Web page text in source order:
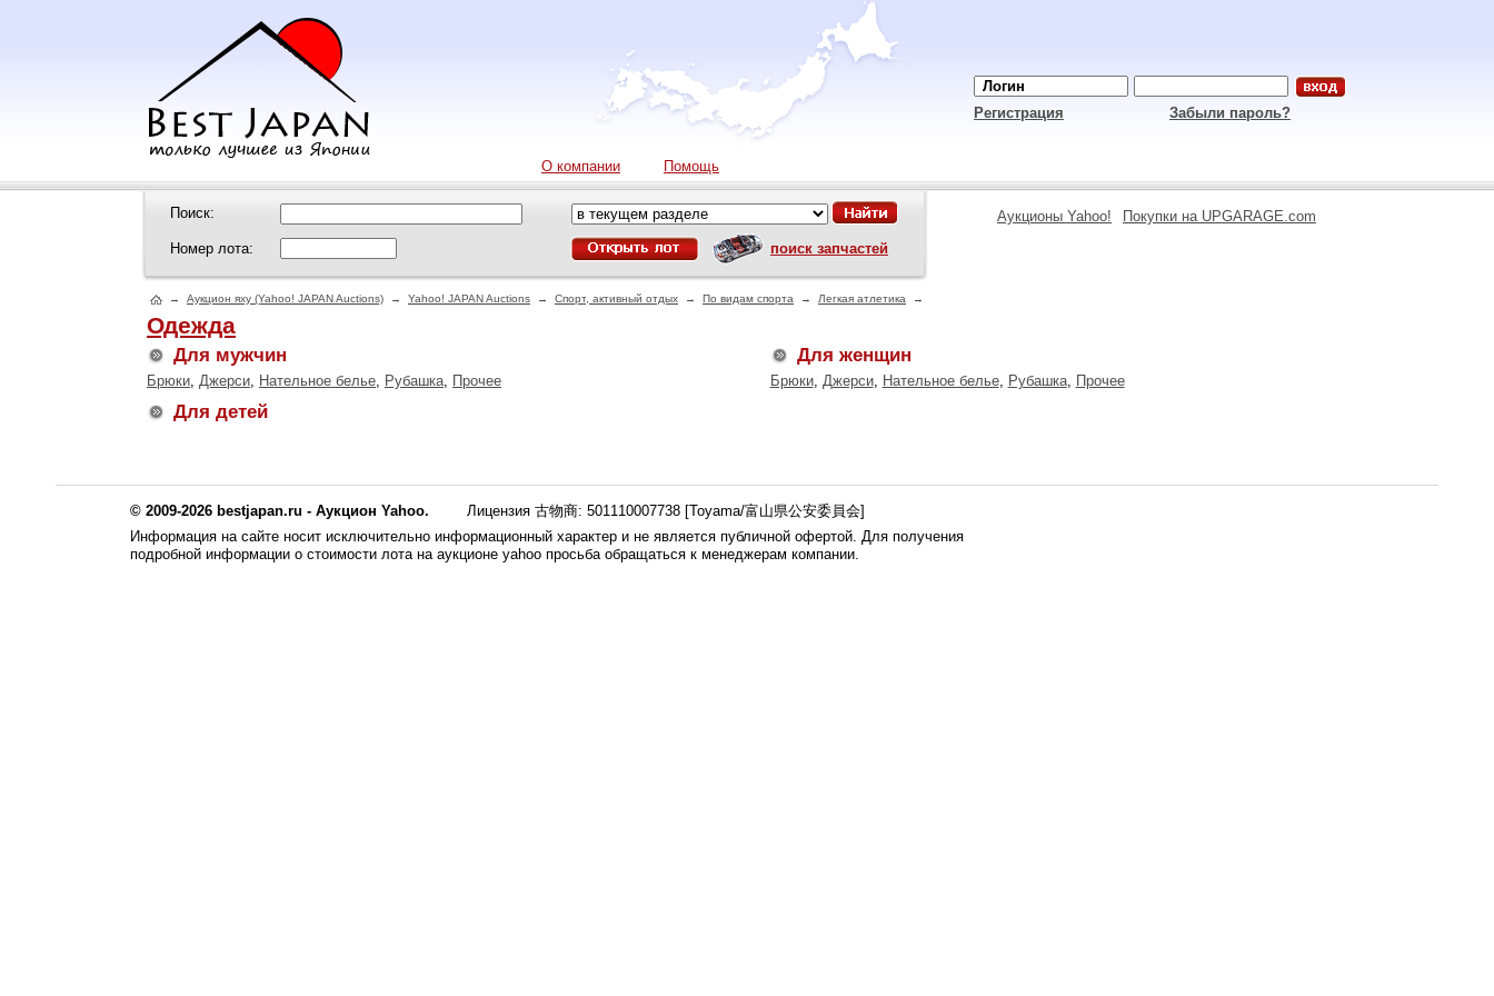
Регистрация Забыли пароль?
О компании Помощь
Поиск:
Номер лота: поиск запчастей
Аукционы Yahoo! Покупки на UPGARAGE.com
→ Аукцион яху (Yahoo! JAPAN Auctions) → Yahoo! JAPAN Auctions → Спорт, активный отдых → По видам спорта → Легкая атлетика →
Одежда
Для мужчин
Брюки, Джерси, Нательное белье, Рубашка, Прочее
Для женщин
Брюки, Джерси, Нательное белье, Рубашка, Прочее
Для детей
© 2009-2026 bestjapan.ru - Аукцион Yahoo.
Лицензия 古物商: 501110007738 [Toyama/富山県公安委員会]
Информация на сайте носит исключительно информационный характер и не является публичной офертой. Для получения
подробной информации о стоимости лота на аукционе yahoo просьба обращаться к менеджерам компании.